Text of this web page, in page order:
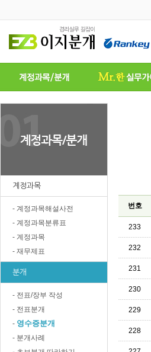
계정과목
- 계정과목해설사전
- 계정과목분류표
- 계정과목
- 재무제표
분개
- 전표/장부 작성
- 전표분개
- 영수증분개
- 분개사례
번호
233
232
231
230
229
228